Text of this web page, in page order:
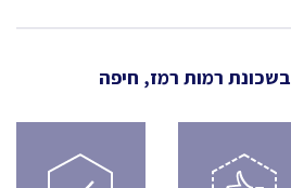
בשכונת רמות רמז, חיפה